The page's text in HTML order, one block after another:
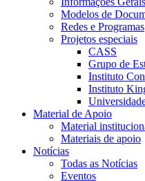
Modelos de
Redes e Programas
Projetos especiais
CASS
Grupo de
Instituto
Instituto
Material de Apoio
Material
Materiais de apoio
Notícias
Todas as Notícias
Eventos